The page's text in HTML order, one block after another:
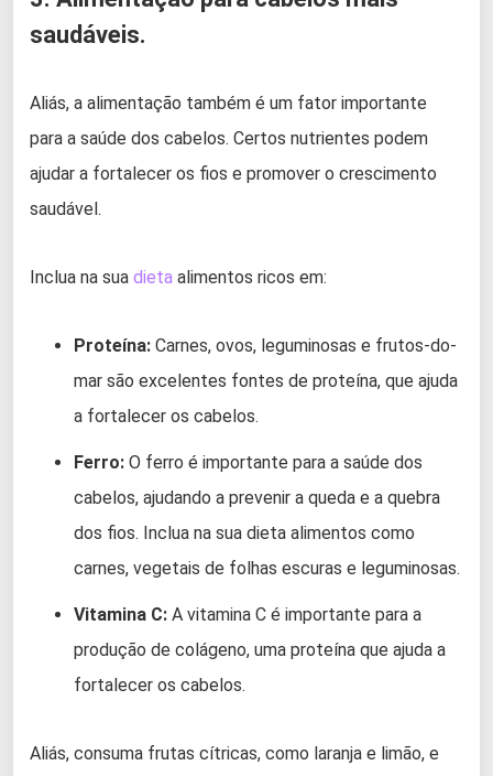
saudáveis.
Aliás, a alimentação também é um fator importante
para a saúde dos cabelos. Certos nutrientes podem
ajudar a fortalecer os fios e promover o crescimento
saudável.
Inclua na sua dieta alimentos ricos em:
Proteína: Carnes, ovos, leguminosas e frutos-do-
mar são excelentes fontes de proteína, que ajuda
a fortalecer os cabelos.
Ferro: O ferro é importante para a saúde dos
cabelos, ajudando a prevenir a queda e a quebra
dos fios. Inclua na sua dieta alimentos como
carnes, vegetais de folhas escuras e leguminosas.
Vitamina C: A vitamina C é importante para a
produção de colágeno, uma proteína que ajuda a
fortalecer os cabelos.
Aliás, consuma frutas cítricas, como laranja e limão, e